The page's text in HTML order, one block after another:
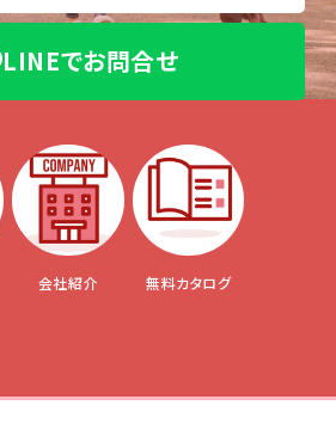
LINEでお問合せ
会社紹介 無料カタログ